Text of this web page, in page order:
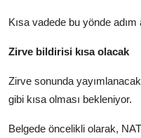
Kısa vadede bu yönde
Zirve bildirisi kısa olacak
Zirve sonunda
gibi kısa olması bekleniyor.
Belgede öncelikli olarak,